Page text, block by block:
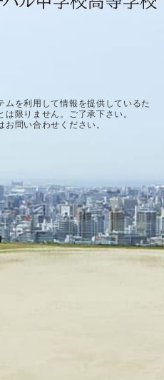
ムを利用して情報を提供しているた
限りません。ご了承下さい。
問い合わせください。